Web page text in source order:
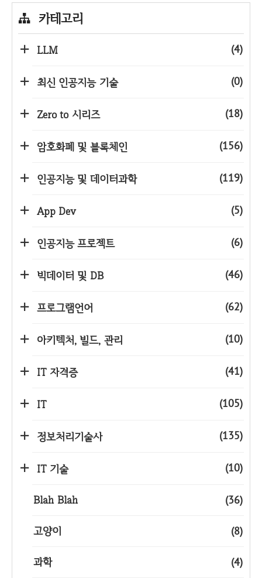
카테고리
LLM (4)
최신 인공지능 기술 (0)
Zero to 시리즈 (18)
암호화폐 및 블록체인 (156)
인공지능 및 데이터과학 (119)
App Dev (5)
인공지능 프로젝트 (6)
빅데이터 및 DB (46)
프로그램언어 (62)
아키텍처, 빌드, 관리 (10)
IT 자격증 (41)
IT (105)
정보처리기술사 (135)
IT 기술 (10)
Blah Blah (36)
고양이 (8)
과학 (4)